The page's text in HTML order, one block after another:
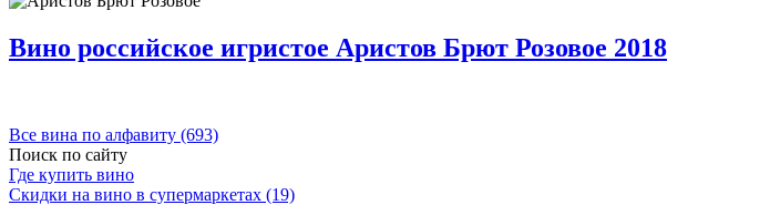
Вино российское игристое Аристов Брют Розовое 2018
Все вина по алфавиту (693)
Поиск по сайту
Где купить вино
Скидки на вино в супермаркетах (19)